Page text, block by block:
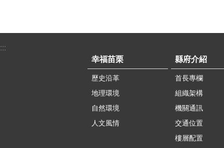
:::
幸福苗栗
歷史沿革
地理環境
自然環境
人文風情
縣府介紹
首長專欄
組織架構
機關通訊
交通位置
樓層配置